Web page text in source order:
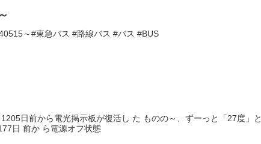
～#東急バス #路線バス #バス #BUS
日前から電光掲示板が復活し た ものの～、ずーっと「27度」と
日 前か ら電源オフ状態